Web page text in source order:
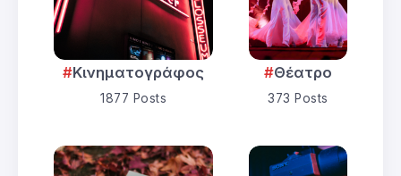
Κινηματογράφος
1877 Posts
Θέατρο
373 Posts